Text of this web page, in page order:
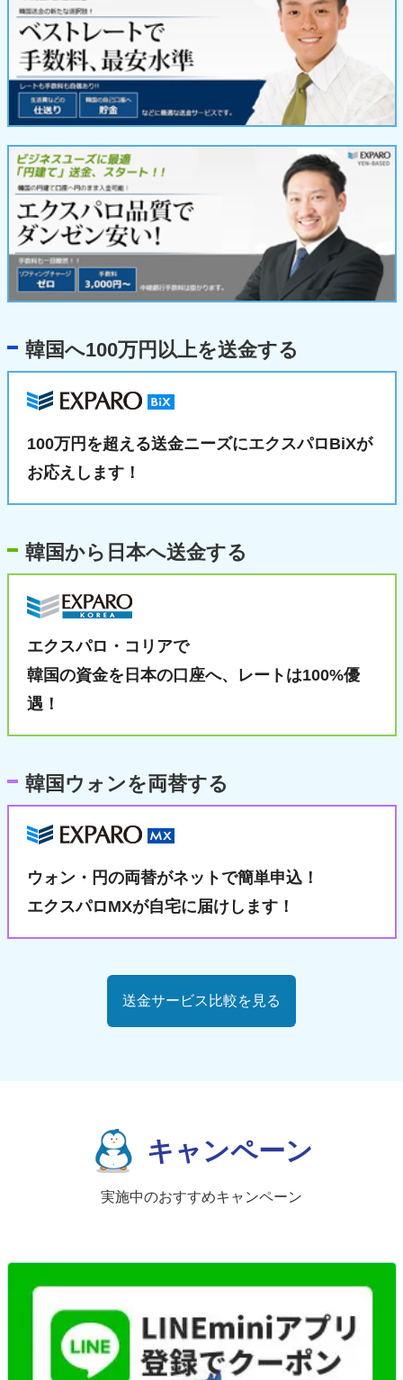
韓国へ100万円以上を送金する
100万円を超える送金ニーズにエクスパロBiXが
お応えします！
韓国から日本へ送金する
エクスパロ・コリアで
韓国の資金を日本の口座へ、
レートは100%優
遇！
韓国ウォンを両替する
ウォン・円の両替がネットで簡単申込！
エクスパロMXが自宅に届けします！
送金サービス比較を見る
キャンペーン
実施中のおすすめキャンペーン